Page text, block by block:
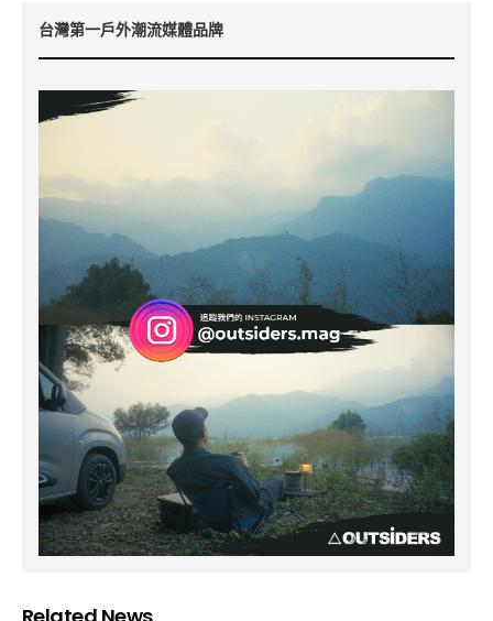
台灣第一戶外潮流媒體品牌